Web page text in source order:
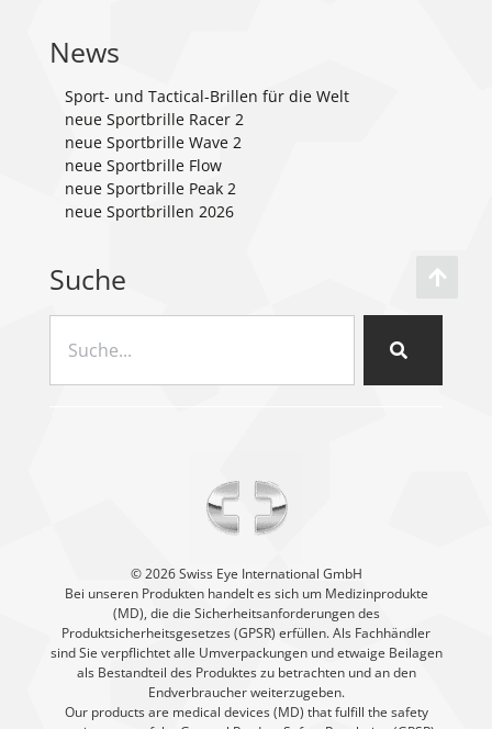
News
Sport- und Tactical-Brillen für die Welt
neue Sportbrille Racer 2
neue Sportbrille Wave 2
neue Sportbrille Flow
neue Sportbrille Peak 2
neue Sportbrillen 2026
Suche
©️ 2026 Swiss Eye International GmbH
Bei unseren Produkten handelt es sich um Medizinprodukte
(MD), die die Sicherheitsanforderungen des
Produktsicherheitsgesetzes (GPSR) erfüllen. Als Fachhändler
sind Sie verpflichtet alle Umverpackungen und etwaige Beilagen
als Bestandteil des Produktes zu betrachten und an den
Endverbraucher weiterzugeben.
Our products are medical devices (MD) that fulfill the safety